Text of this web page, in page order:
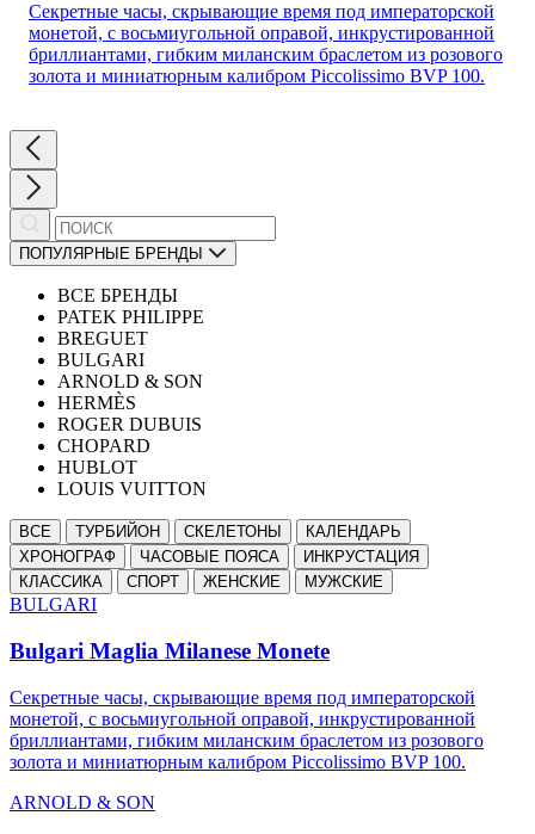
Секретные часы, скрывающие время под императорской
монетой, с восьмиугольной оправой, инкрустированной
бриллиантами, гибким миланским браслетом из розового
золота и миниатюрным калибром Piccolissimo BVP 100.
ПОПУЛЯРНЫЕ БРЕНДЫ
ВСЕ БРЕНДЫ
PATEK PHILIPPE
BREGUET
BULGARI
ARNOLD & SON
HERMÈS
ROGER DUBUIS
CHOPARD
HUBLOT
LOUIS VUITTON
ВСЕ ТУРБИЙОН СКЕЛЕТОНЫ
КАЛЕНДАРЬ
ХРОНОГРАФ
ЧАСОВЫЕ ПОЯСА
ИНКРУСТАЦИЯ
КЛАССИКА
СПОРТ ЖЕНСКИЕ МУЖСКИЕ
BULGARI
Bulgari Maglia Milanese Monete
Секретные часы, скрывающие время под императорской
монетой, с восьмиугольной оправой, инкрустированной
бриллиантами, гибким миланским браслетом из розового
золота и миниатюрным калибром Piccolissimo BVP 100.
ARNOLD & SON